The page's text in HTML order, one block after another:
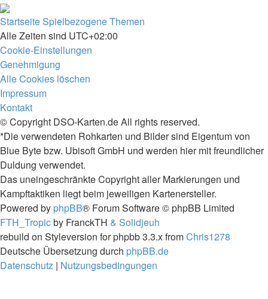
StartseiteSpielbezogene Themen
Alle Zeiten sind UTC+02:00
Cookie-Einstellungen
Genehmigung
Alle Cookies löschen
Impressum
Kontakt
© Copyright DSO-Karten.de All rights reserved.
*Die verwendeten Rohkarten und Bilder sind Eigentum von
Blue Byte bzw. Ubisoft GmbH und werden hier mit freundlicher
Duldung verwendet.
Das uneingeschränkte Copyright aller Markierungen und
Kampftaktiken liegt beim jeweiligen Kartenersteller.
Powered by phpBB® Forum Software © phpBB Limited
FTH_Tropicby FranckTH & Solidjeuh
rebuild on Styleversion for phpbb 3.3.x fromChris1278
Deutsche Übersetzung durch phpBB.de
Datenschutz | Nutzungsbedingungen